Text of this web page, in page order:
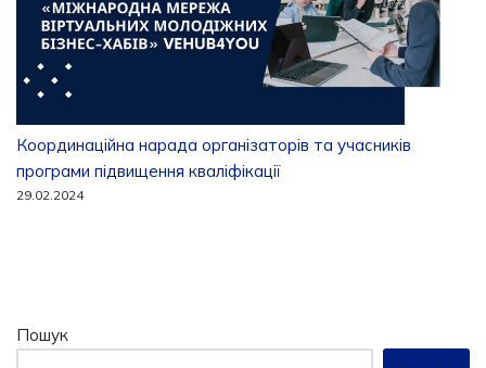
Координаційна нарада організаторів та учасників
програми підвищення кваліфікації
29.02.2024
Пошук